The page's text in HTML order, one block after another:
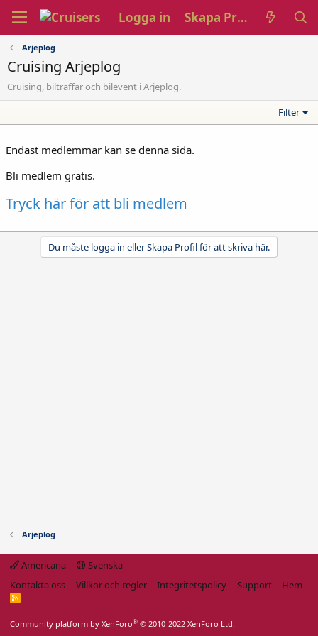
Logga in Skapa Profil
Arjeplog
Cruising Arjeplog
Cruising, bilträffar och bilevent i Arjeplog.
Filter
Endast medlemmar kan se denna sida.
Bli medlem gratis.
Tryck här för att bli medlem
Du måste logga in eller Skapa Profil för att skriva här.
Arjeplog
Americana
Svenska
Kontakta oss
Villkor och regler Integritetspolicy Support Hem
R
Community platform by XenForo® © 2010-2022 XenForo Ltd.